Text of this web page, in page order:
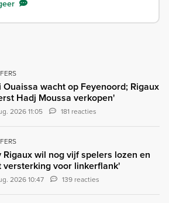
Ouaissa wacht op Feyenoord; Rigaux
Hadj Moussa verkopen'
2026 11:05 181 reacties
Rigaux wil nog vijf spelers lozen en
versterking voor linkerflank'
2026 10:47 139 reacties